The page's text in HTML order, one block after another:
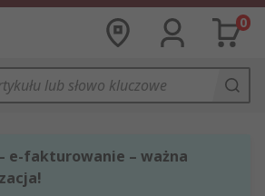
0
e-fakturowanie – ważna